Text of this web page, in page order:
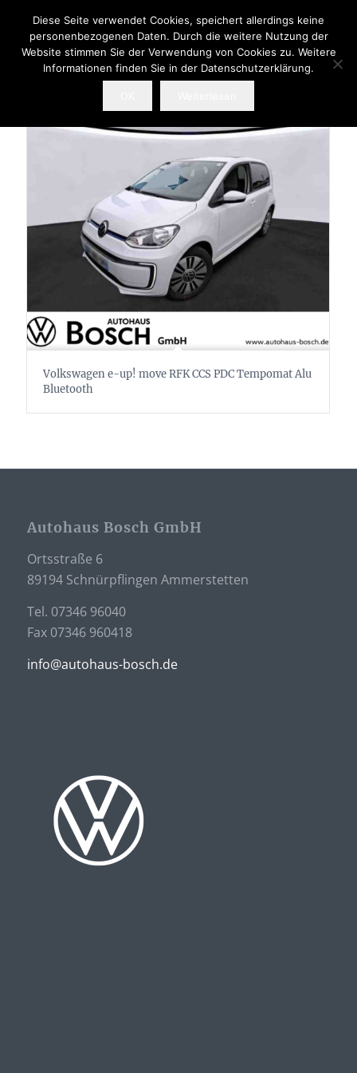
Volkswagen e-up! move RFK CCS PDC Tempomat Alu
Bluetooth
Autohaus Bosch GmbH
Ortsstraße 6
89194 Schnürpflingen Ammerstetten
Tel. 07346 96040
Fax 07346 960418
info@autohaus-bosch.de
Diese Seite verwendet Cookies, speichert allerdings keine
personenbezogenen Daten. Durch die weitere Nutzung der
Website stimmen Sie der Verwendung von Cookies zu. Weitere
Informationen finden Sie in der Datenschutzerklärung.